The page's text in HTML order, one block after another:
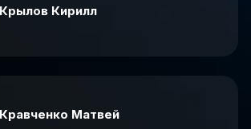
Крылов Кирилл
Кравченко Матвей